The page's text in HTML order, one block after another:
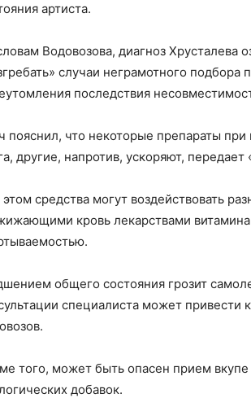
артиста.
Водовозова, диагноз Хрусталева
случаи неграмотного
последствия
пояснил, что некоторые препараты
другие, напротив, ускоряют, передает
средства могут воздействовать
кровь лекарствами
общего состояния грозит
специалиста может привести
того, может быть опасен прием
добавок.